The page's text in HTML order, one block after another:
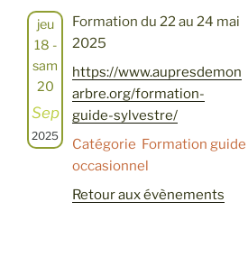
jeu
18 -
sam
20
Sep
2025
Formation du 22 au 24 mai
2025
https://www.aupresdemon
arbre.org/formation-
guide-sylvestre/
Catégorie Formation
occasionnel
Retour aux évènements